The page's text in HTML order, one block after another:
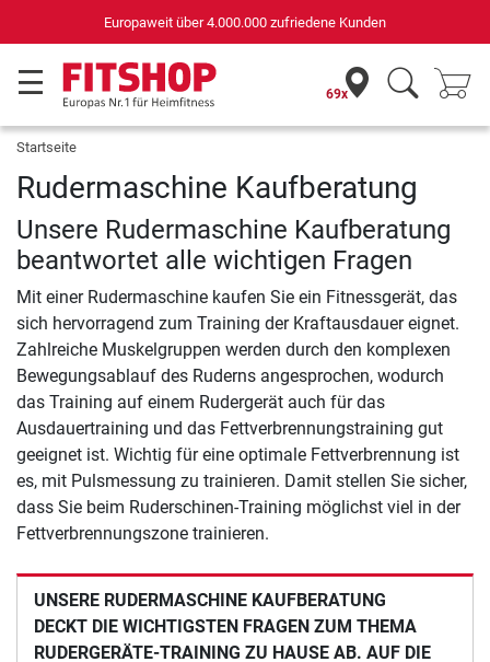
Europaweit über 4.000.000 zufriedene Kunden
69x
Startseite
Rudermaschine Kaufberatung
Unsere Rudermaschine Kaufberatung
beantwortet alle wichtigen Fragen
Mit einer Rudermaschine kaufen Sie ein Fitnessgerät, das
sich hervorragend zum Training der Kraftausdauer eignet.
Zahlreiche Muskelgruppen werden durch den komplexen
Bewegungsablauf des Ruderns angesprochen, wodurch
das Training auf einem Rudergerät auch für das
Ausdauertraining und das Fettverbrennungstraining gut
geeignet ist. Wichtig für eine optimale Fettverbrennung ist
es, mit Pulsmessung zu trainieren. Damit stellen Sie sicher,
dass Sie beim Ruderschinen-Training möglichst viel in der
Fettverbrennungszone trainieren.
UNSERE RUDERMASCHINE KAUFBERATUNG
DECKT DIE WICHTIGSTEN FRAGEN ZUM THEMA
RUDERGERÄTE-TRAINING ZU HAUSE AB. AUF DIE